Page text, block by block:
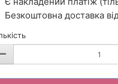
Безкоштовна доставка